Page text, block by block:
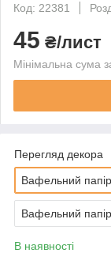
Код: 22381
45 ₴/лист
Мінімальна сума
Перегляд декора
Вафельний
Вафельний
В наявності